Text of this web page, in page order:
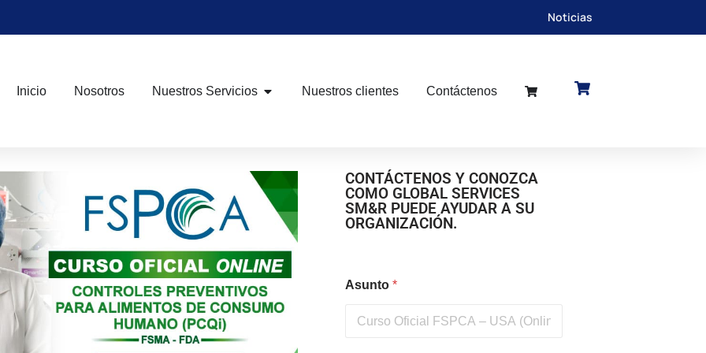
Noticias
Inicio Nosotros Nuestros Servicios Nuestros clientes Contáctenos
CONTÁCTENOS Y CONOZCA
COMO GLOBAL SERVICES
SM&R PUEDE AYUDAR A SU
ORGANIZACIÓN.
Asunto *